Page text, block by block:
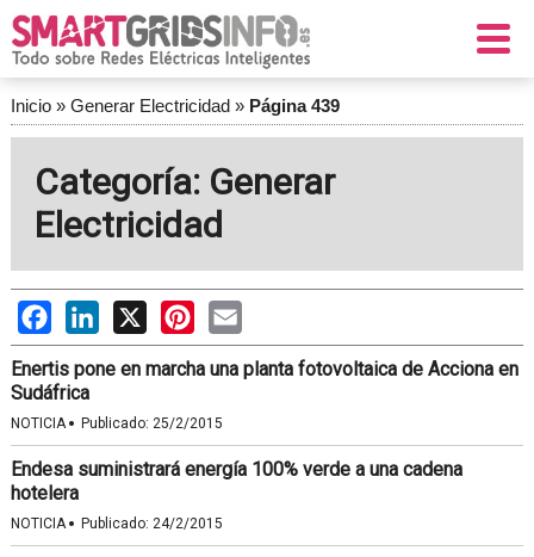
Inicio» Generar Electricidad» Página 439
Categoría: Generar
Electricidad
FacebookLinkedIn
X PinterestEmail
Enertis pone en marcha una planta fotovoltaica de Acciona en
Sudáfrica
NOTICIA· Publicado: 25/2/2015
Endesa suministrará energía 100% verde a una cadena
hotelera
NOTICIA· Publicado: 24/2/2015